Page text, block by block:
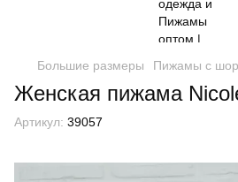
Большие размеры Пижамы с
Женская пижама
Артикул: 39057